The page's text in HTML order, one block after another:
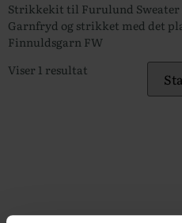
Strikkekit til Furulund Sweater
Garnfryd og strikket med det
Finnuldsgarn FW
Viser 1 resultat